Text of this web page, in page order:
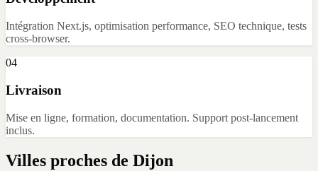
Intégration Next.js, optimisation performance, SEO technique, tests
cross-browser.
04
Livraison
Mise en ligne, formation, documentation. Support post-lancement
inclus.
Villes proches de Dijon